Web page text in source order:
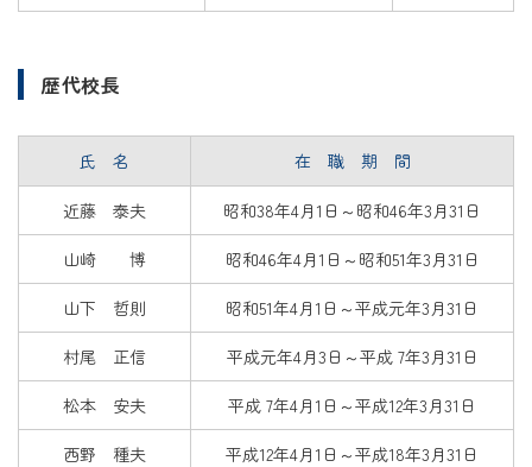
歴代校長
氏 名 在 職 期 間
近藤 泰夫 昭和38年4月1日～昭和46年3月31日
山崎 博 昭和46年4月1日～昭和51年3月31日
山下 哲則 昭和51年4月1日～平成元年3月31日
村尾 正信 平成元年4月3日～平成 7年3月31日
松本 安夫 平成 7年4月1日～平成12年3月31日
西野 種夫 平成12年4月1日～平成18年3月31日